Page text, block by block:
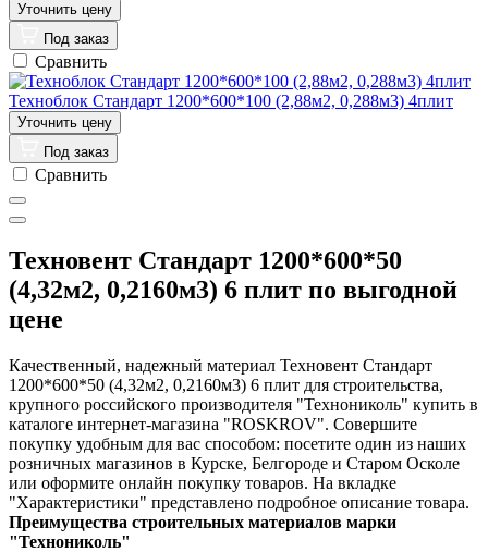
Под заказ
Сравнить
Техноблок Стандарт 1200*600*100 (2,88м2, 0,288м3) 4плит
Под заказ
Сравнить
Техновент Стандарт 1200*600*50
(4,32м2, 0,2160м3) 6 плит по выгодной
цене
Качественный, надежный материал Техновент Стандарт
1200*600*50 (4,32м2, 0,2160м3) 6 плит для строительства,
крупного российского производителя "Технониколь" купить в
каталоге интернет-магазина "ROSKROV". Совершите
покупку удобным для вас способом: посетите один из наших
розничных магазинов в Курске, Белгороде и Старом Осколе
или оформите онлайн покупку товаров. На вкладке
"Характеристики" представлено подробное описание товара.
Преимущества строительных материалов марки
"Технониколь"